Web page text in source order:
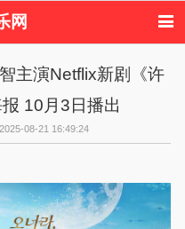
网
综艺节目
偶像活动
主演Netflix新剧《许
10月3日播出
08-21 16:49:24